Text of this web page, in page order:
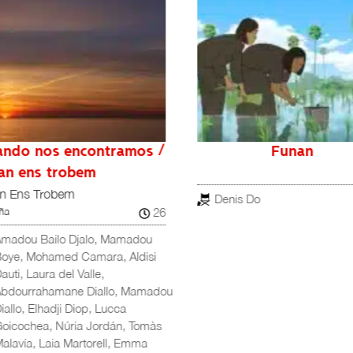
nos encontramos /
ens trobem
Ens Trobem
26
Bailo Djalo, Mamadou
Mohamed Camara, Aldisi
Laura del Valle,
Diallo, Mamadou
Elhadji Diop, Lucca
Núria Jordán, Tomàs
Laia Martorell, Emma
Funan
Denis Do